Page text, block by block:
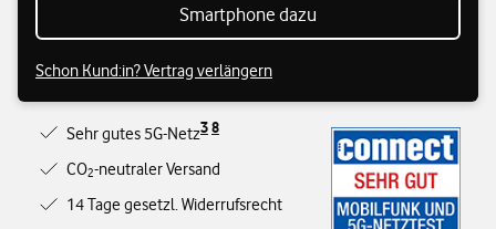
Smartphone dazu
Schon Kund:in? Vertrag verlängern
Sehr gutes 5G-Netz38
CO2-neutraler Versand
14 Tage gesetzl. Widerrufsrecht